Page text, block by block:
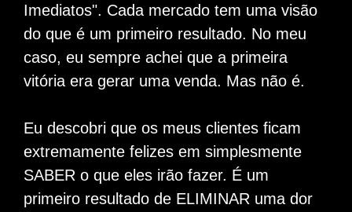
Imediatos". Cada mercado tem uma visão
do que é um primeiro resultado. No meu
caso, eu sempre achei que a primeira
vitória era gerar uma venda. Mas não é.
Eu descobri que os meus clientes ficam
extremamente felizes em simplesmente
SABER o que eles irão fazer. É um
primeiro resultado de ELIMINAR uma dor